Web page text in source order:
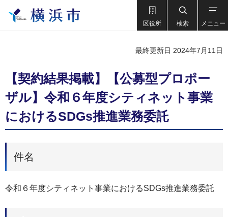
区役所 検索 メニュー
最終更新日 2024年7月11日
【契約結果掲載】【公募型プロポー
ザル】令和６年度シティネット事業
におけるSDGs推進業務委託
件名
令和６年度シティネット事業におけるSDGs推進業務委託